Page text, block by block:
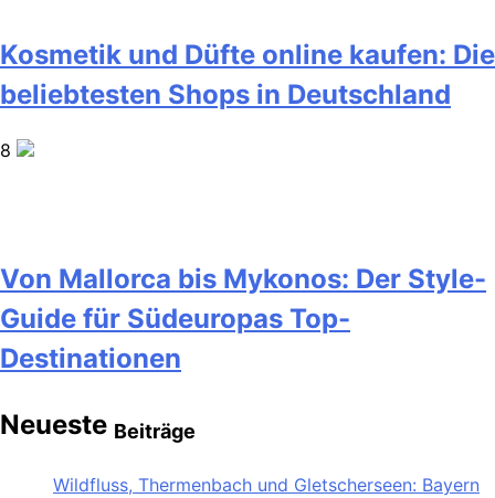
Kosmetik und Düfte online kaufen: Die
beliebtesten Shops in Deutschland
8
Von Mallorca bis Mykonos: Der Style-
Guide für Südeuropas Top-
Destinationen
Neueste Beiträge
Wildfluss, Thermenbach und Gletscherseen: Bayern